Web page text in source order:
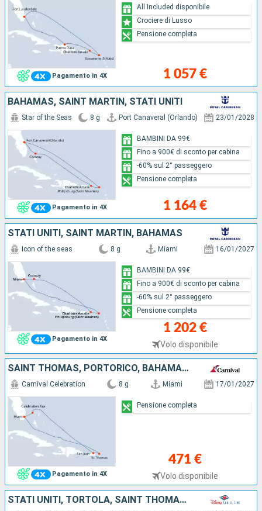
Pagamento in 4X 1 057 €
All Included disponibile
Crociere di Lusso
Pensione completa
BAHAMAS, SAINT MARTIN, STATI UNITI
Pagamento in 4X
Star of the Seas 8 g Port Canaveral (Orlando) 23/01/2028
1 164 €
BAMBINI DA 99€
Fino a 900€ di sconto per cabina
-60% sul 2° passeggero
Pensione completa
STATI UNITI, SAINT MARTIN, BAHAMAS
Pagamento in 4X
Icon of the seas 8 g Miami 16/01/2027
1 202 €
Volo disponibile
BAMBINI DA 99€
Fino a 900€ di sconto per cabina
-60% sul 2° passeggero
Pensione completa
SAINT THOMAS, PORTORICO, BAHAMAS, STATI UNITI
Pagamento in 4X
Carnival Celebration 8 g Miami 17/01/2027
471 €
Volo disponibile
Pensione completa
STATI UNITI, TORTOLA, SAINT THOMAS, BAHAMAS